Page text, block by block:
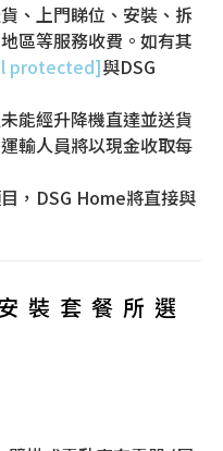
、上門睇位、安裝、拆
區等服務收費。如有其
protected]與DSG
能經升降機直達並送貨
輸人員將以現金收取每
，DSG Home將直接與
裝套餐所選